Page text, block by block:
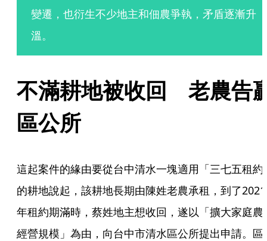
變遷，也衍生不少地主和佃農爭執，矛盾逐漸升
溫。
不滿耕地被收回　老農告
區公所
這起案件的緣由要從台中清水一塊適用「三七五租約
的耕地說起，該耕地長期由陳姓老農承租，到了2021
年租約期滿時，蔡姓地主想收回，遂以「擴大家庭農
經營規模」為由，向台中市清水區公所提出申請。區